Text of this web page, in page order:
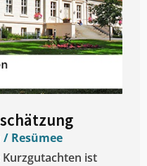
Resümee
ist